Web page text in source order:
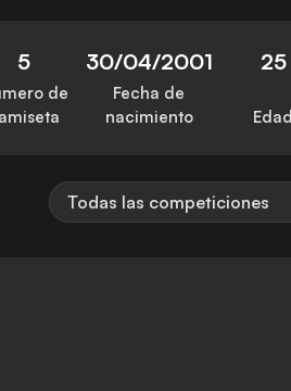
5
de
30/04/2001
Fecha de
nacimiento
25
Edad
Todas las competiciones